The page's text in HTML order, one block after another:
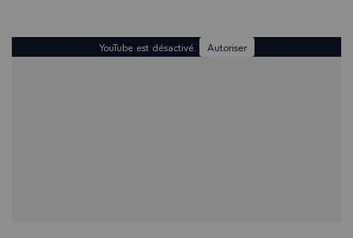
YouTube est désactivé. Autoriser